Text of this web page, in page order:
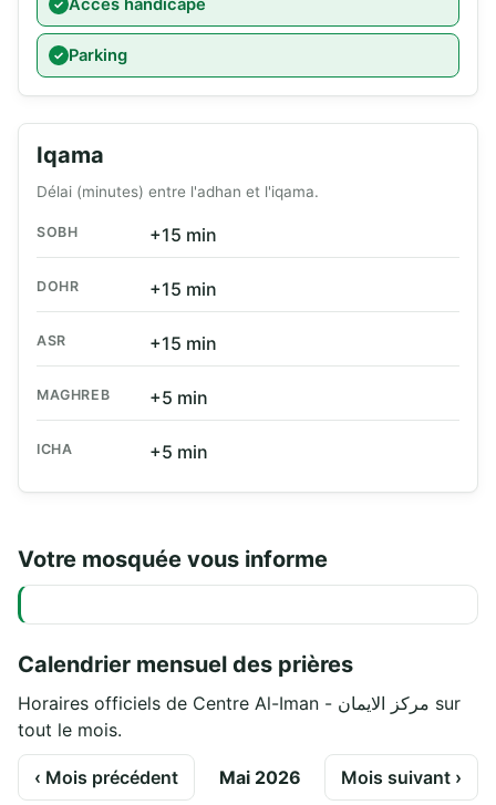
Accès handicapé
Parking
Iqama
Délai (minutes) entre l'adhan et l'iqama.
SOBH +15 min
DOHR +15 min
ASR +15 min
MAGHREB +5 min
ICHA +5 min
Votre mosquée vous informe
Calendrier mensuel des prières
Horaires officiels de Centre Al-Iman - مركز الايمان sur
tout le mois.
‹ Mois précédent Mai 2026 Mois suivant ›